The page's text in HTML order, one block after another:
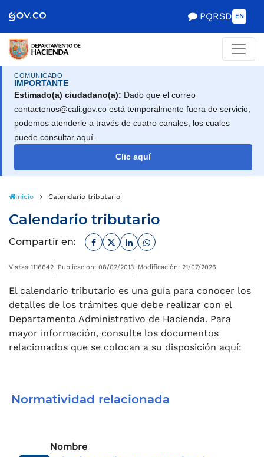
de Gobierno
PQRSD EN
COMUNICADO
IMPORTANTE
Estimado(a) ciudadano(a): Dado que el correo
contactenos@cali.gov.co está temporalmente fuera de servicio,
podemos atenderle a través de cuatro canales, los cuales
puede consultar aquí.
Clic aquí
Inicio Calendario tributario
Calendario tributario
Compartir en: Facebook
TwitterLinkedinWhatsapp
Vistas 1116642 Publicación: 08/02/2013 Modificación: 21/07/2026
El calendario tributario es una guía para conocer los
detalles de los trámites que debe realizar con el
Departamento Administrativo de Hacienda. Para
mayor información, consulte los documentos
relacionados que se colocan a su disposición aquí:
Normatividad relacionada
Nombre